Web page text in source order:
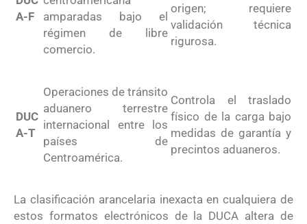
A-F
amparadas bajo el
régimen de libre
comercio.
origen; requiere
validación técnica
rigurosa.
DUC
A-T
Operaciones de tránsito
aduanero terrestre
internacional entre los
países de
Centroamérica.
Controla el traslado
físico de la carga bajo
medidas de garantía y
precintos aduaneros.
La clasificación arancelaria inexacta en cualquiera de
estos formatos electrónicos de la DUCA altera de